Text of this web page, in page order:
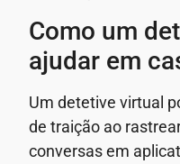
Como um
ajudar em
Um detetive virtual
de traição ao
conversas em